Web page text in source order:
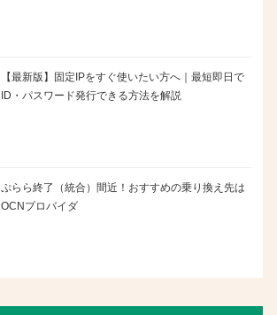
【最新版】固定IPをすぐ使いたい方へ｜最短即日で
ID・パスワード発行できる方法を解説
ぷらら終了（統合）間近！おすすめの乗り換え先は
OCNプロバイダ